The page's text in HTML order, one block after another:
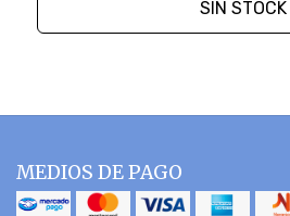
SIN STOCK
MEDIOS DE PAGO